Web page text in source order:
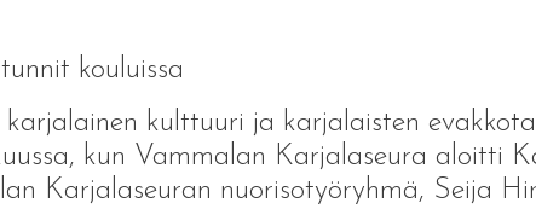
kouluissa
kulttuuri ja karjalaisten
kun Vammalan Karjalaseura aloitti
Karjalaseuran nuorisotyöryhmä, Seija